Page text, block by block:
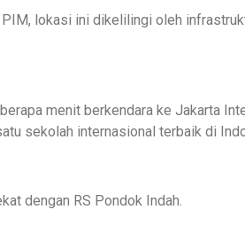
lokasi ini dikelilingi oleh
menit berkendara ke Jakarta
sekolah internasional terbaik di
dengan RS Pondok Indah.